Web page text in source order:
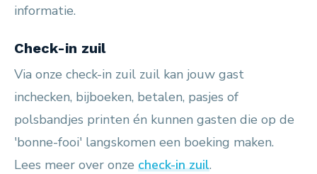
informatie.
Check-in zuil
Via onze check-in zuil zuil kan jouw gast
inchecken, bijboeken, betalen, pasjes of
polsbandjes printen én kunnen gasten die op de
'bonne-fooi' langskomen een boeking maken.
Lees meer over onze check-in zuil.